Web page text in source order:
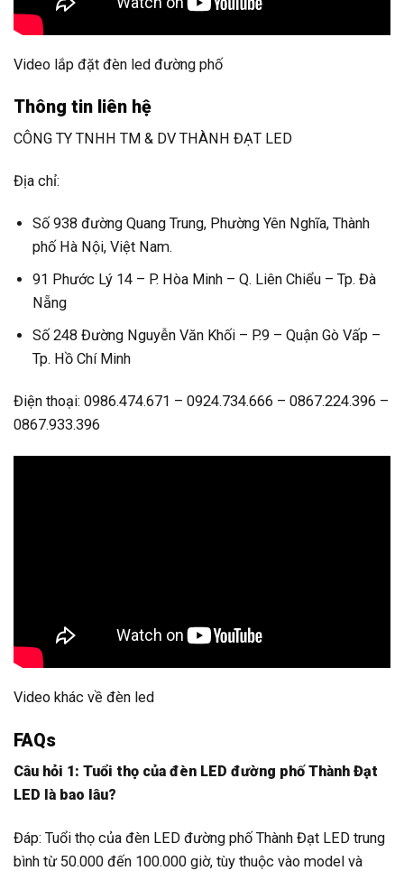
Video lắp đặt đèn led đường phố
Thông tin liên hệ
CÔNG TY TNHH TM & DV THÀNH ĐẠT LED
Địa chỉ:
Số 938 đường Quang Trung, Phường Yên Nghĩa, Thành
phố Hà Nội, Việt Nam.
91 Phước Lý 14 – P. Hòa Minh – Q. Liên Chiểu – Tp. Đà
Nẵng
Số 248 Đường Nguyễn Văn Khối – P.9 – Quận Gò Vấp –
Tp. Hồ Chí Minh
Điện thoại: 0986.474.671 – 0924.734.666 – 0867.224.396 –
0867.933.396
Video khác về đèn led
FAQs
Câu hỏi 1: Tuổi thọ của đèn LED đường phố Thành Đạt
LED là bao lâu?
Đáp: Tuổi thọ của đèn LED đường phố Thành Đạt LED trung
bình từ 50.000 đến 100.000 giờ, tùy thuộc vào model và